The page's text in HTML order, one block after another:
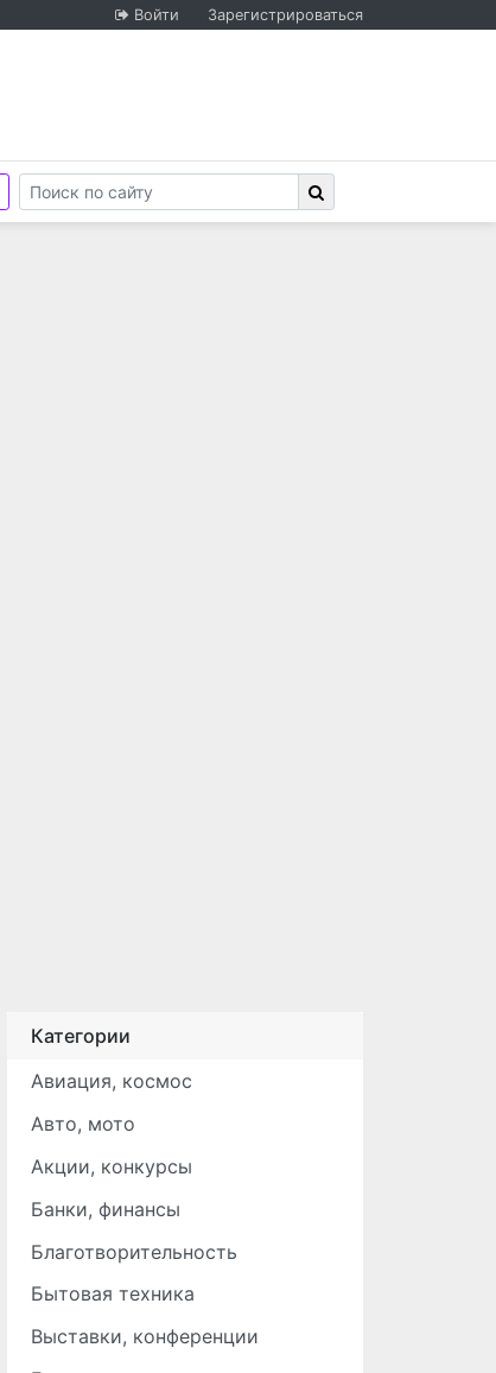
Войти Зарегистрироваться
Категории
Авиация, космос
Авто, мото
Акции, конкурсы
Банки, финансы
Благотворительность
Бытовая техника
Выставки, конференции